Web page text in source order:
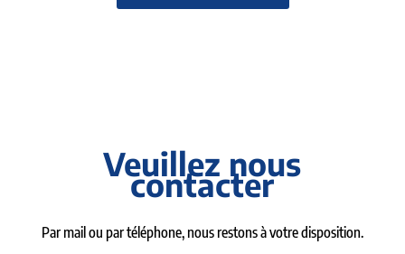
Veuillez nous
contacter
Par mail ou par téléphone, nous restons à votre disposition.